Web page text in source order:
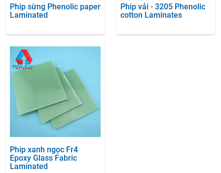
Phip sừng Phenolic paper
Laminated
Phip vải - 3205 Phenolic
cotton Laminates
Phíp xanh ngọc Fr4
Epoxy Glass Fabric
Laminated